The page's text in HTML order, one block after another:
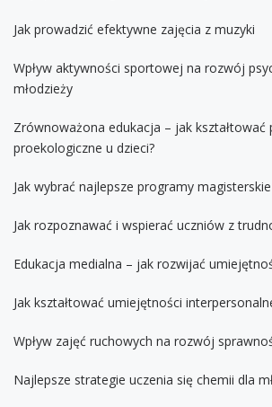
Jak prowadzić efektywne zajęcia z muzyki
Wpływ aktywności sportowej na rozwój
młodzieży
Zrównoważona edukacja – jak kształtować
proekologiczne u dzieci?
Jak wybrać najlepsze programy
Jak rozpoznawać i wspierać uczniów z
Edukacja medialna – jak rozwijać
Jak kształtować umiejętności
Wpływ zajęć ruchowych na rozwój
Najlepsze strategie uczenia się chemii dla